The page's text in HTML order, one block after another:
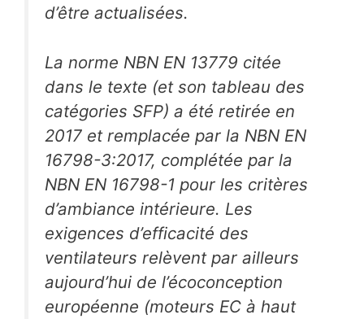
d’être actualisées.
La norme NBN EN 13779 citée
dans le texte (et son tableau des
catégories SFP) a été retirée en
2017 et remplacée par la NBN EN
16798-3:2017, complétée par la
NBN EN 16798-1 pour les critères
d’ambiance intérieure. Les
exigences d’efficacité des
ventilateurs relèvent par ailleurs
aujourd’hui de l’écoconception
européenne (moteurs EC à haut